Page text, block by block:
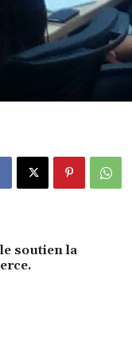
soutien la